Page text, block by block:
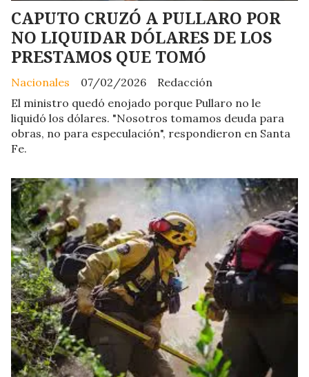
CAPUTO CRUZÓ A PULLARO POR
NO LIQUIDAR DÓLARES DE LOS
PRESTAMOS QUE TOMÓ
Redacción
Nacionales
07/02/2026
El ministro quedó enojado porque Pullaro no le
liquidó los dólares. "Nosotros tomamos deuda para
obras, no para especulación", respondieron en Santa
Fe.